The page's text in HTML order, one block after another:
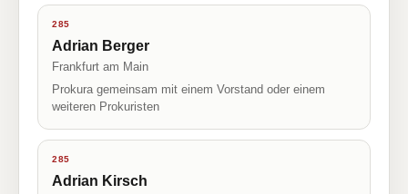
285
Adrian Berger
Frankfurt am Main
Prokura gemeinsam mit einem Vorstand oder einem
weiteren Prokuristen
285
Adrian Kirsch